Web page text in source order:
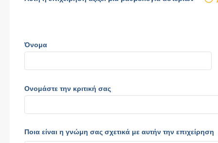
Όνομα
Ονομάστε την κριτική σας
Ποια είναι η γνώμη σας σχετικά με αυτήν την επιχείρηση